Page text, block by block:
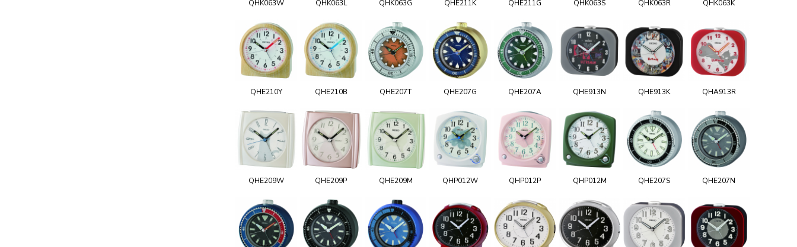
QHK063W QHK063L QHK063G QHE211K QHE211G QHK063S QHK063R QHK063K
QHE210Y QHE210B QHE207T QHE207G QHE207A QHE913N QHE913K QHA913R
QHE209W QHE209P QHE209M QHP012W QHP012P QHP012M QHE207S QHE207N